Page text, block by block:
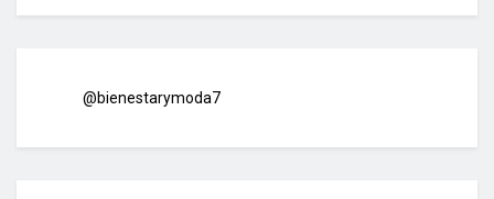
@bienestarymoda7